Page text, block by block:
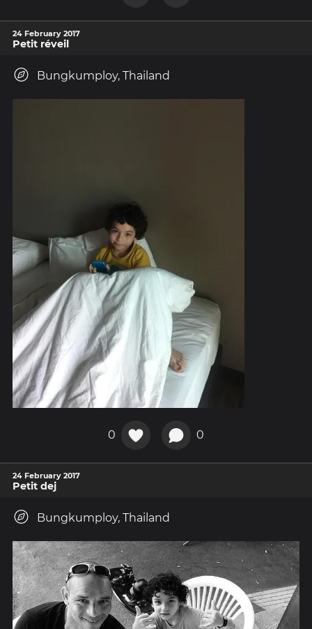
24 February 2017
Petit réveil
Bungkumploy, Thailand
0 0
24 February 2017
Petit dej
Bungkumploy, Thailand